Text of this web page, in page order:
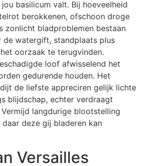
basilicum valt. Bij hoeveelheid
berokkenen, ofschoon droge
zonlicht bladproblemen bestaan
de watergift, standplaats plus
oorzaak te terugvinden.
loof afwisselend het
gedurende houden. Het
de liefste appreciren gelijk lichte
blijdschap, echter verdraagt
langdurige blootstelling
deze gij bladeren kan
Versailles